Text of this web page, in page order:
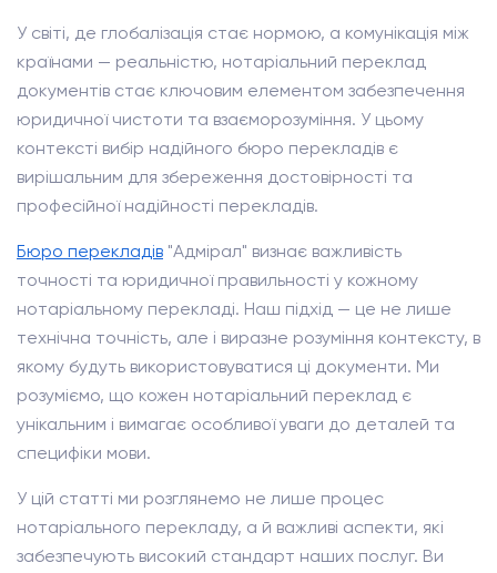
У світі, де глобалізація стає нормою, а комунікація між
країнами — реальністю, нотаріальний переклад
документів стає ключовим елементом забезпечення
юридичної чистоти та взаєморозуміння. У цьому
контексті вибір надійного бюро перекладів є
вирішальним для збереження достовірності та
професійної надійності перекладів.
Бюро перекладів "Адмірал" визнає важливість
точності та юридичної правильності у кожному
нотаріальному перекладі. Наш підхід — це не лише
технічна точність, але і виразне розуміння контексту, в
якому будуть використовуватися ці документи. Ми
розуміємо, що кожен нотаріальний переклад є
унікальним і вимагає особливої уваги до деталей та
специфіки мови.
У цій статті ми розглянемо не лише процес
нотаріального перекладу, а й важливі аспекти, які
забезпечують високий стандарт наших послуг. Ви